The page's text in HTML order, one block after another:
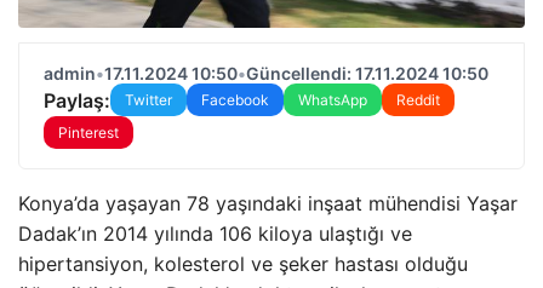
admin•17.11.2024 10:50•Güncellendi: 17.11.2024 10:50
Paylaş: Twitter Facebook WhatsApp
Reddit
Pinterest
Konya’da yaşayan 78 yaşındaki inşaat mühendisi Yaşar
Dadak’ın 2014 yılında 106 kiloya ulaştığı ve
hipertansiyon, kolesterol ve şeker hastası olduğu